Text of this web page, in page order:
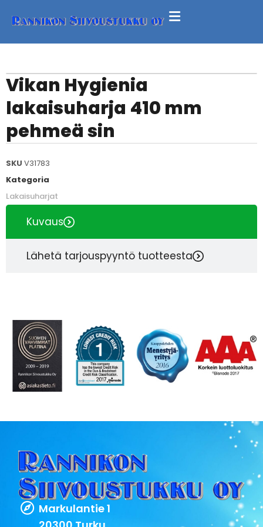
Vikan Hygienia
lakaisuharja 410 mm
pehmeä sin
SKU V31783
Kategoria
Lakaisuharjat
Kuvaus
Lähetä tarjouspyyntö tuotteesta
Markulantie 1